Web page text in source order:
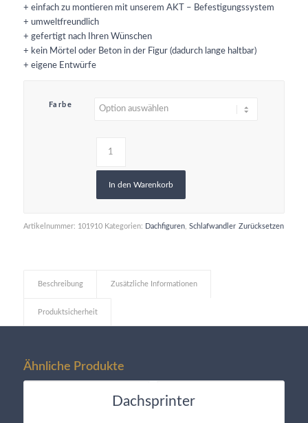
+ einfach zu montieren mit unserem AKT – Befestigungssystem
+ umweltfreundlich
+ gefertigt nach Ihren Wünschen
+ kein Mörtel oder Beton in der Figur (dadurch lange haltbar)
+ eigene Entwürfe
Farbe
Zurücksetzen
In den Warenkorb
Artikelnummer: 101910 Kategorien: Dachfiguren, Schlafwandler
Beschreibung Zusätzliche Informationen
Produktsicherheit
Ähnliche Produkte
Dachsprinter